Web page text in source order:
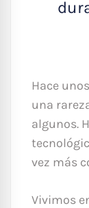
Hace
una
algunos.
vez más
Vivimos